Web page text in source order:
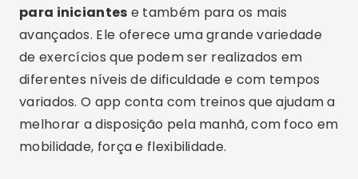
para iniciantes e também para os mais
avançados. Ele oferece uma grande variedade
de exercícios que podem ser realizados em
diferentes níveis de dificuldade e com tempos
variados. O app conta com treinos que ajudam a
melhorar a disposição pela manhã, com foco em
mobilidade, força e flexibilidade.